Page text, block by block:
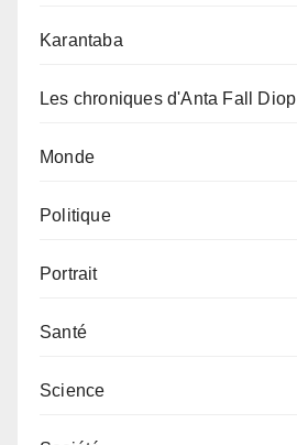
Karantaba
Les chroniques d'Anta Fall Diop
Monde
Politique
Portrait
Santé
Science